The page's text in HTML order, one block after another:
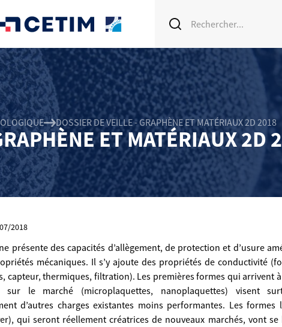
DOSSIER DE VEILLE - GRAPHÈNE ET MATÉRIAUX 2D 2018
ET MATÉRIAUX 2D
2018
présente des capacités d’allègement, de protection et d’usure
mécaniques. Il s’y ajoute des propriétés de conductivité
capteur, thermiques, filtration). Les premières formes qui arrivent
sur le marché (microplaquettes, nanoplaquettes) visent
d’autres charges existantes moins performantes. Les formes
qui seront réellement créatrices de nouveaux marchés, vont